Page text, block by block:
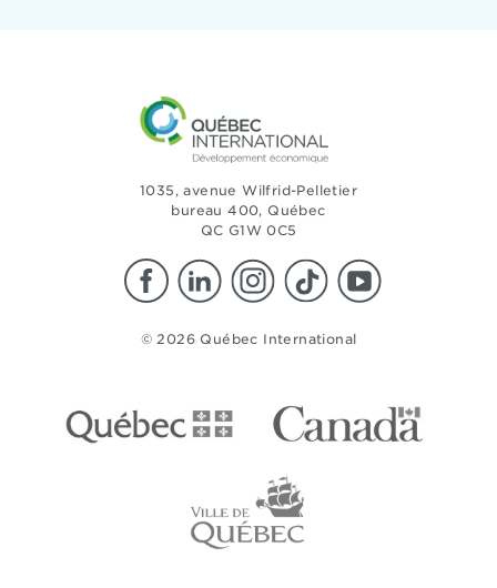
1035, avenue Wilfrid-Pelletier
bureau 400, Québec
QC G1W 0C5
© 2026 Québec International